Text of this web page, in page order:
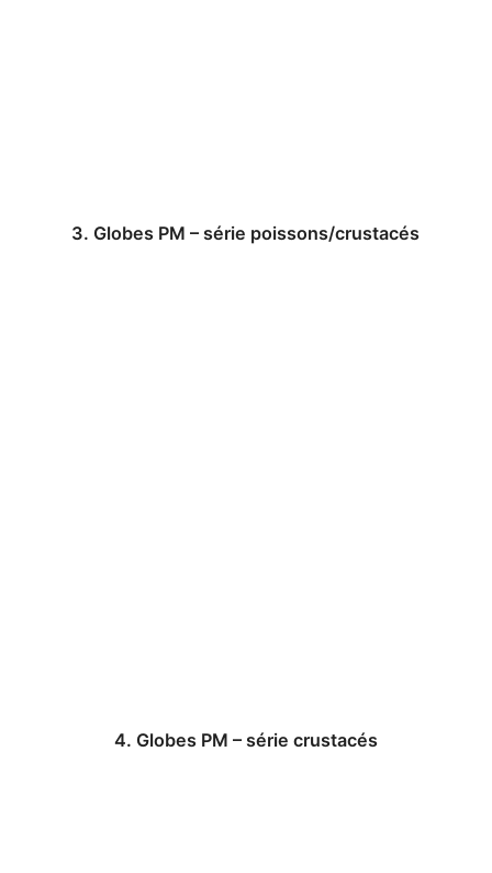
3. Globes PM – série poissons/crustacés
4. Globes PM – série crustacés